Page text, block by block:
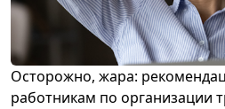
Осторожно, жара:
работникам по организации